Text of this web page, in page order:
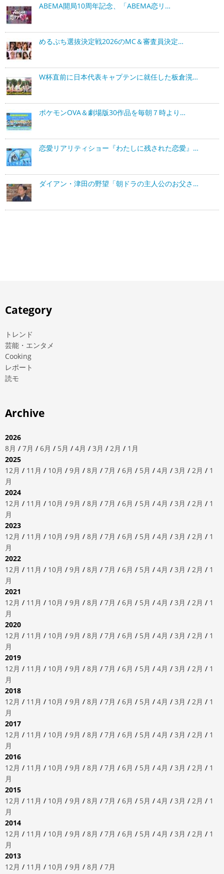
ABEMA開局10周年記念、「ABEMA恋リ…
めるぷち選抜決定戦2026のMC＆審査員決定…
W杯直前に日本代表キャプテンに就任した板倉滉…
ポケモンOVA＆劇場版30作品を毎朝７時より…
恋愛リアリティショー『わたしに残された恋愛』…
ダイアン・津田の野望「朝ドラの主人公のお父さ…
Category
トレンド
芸能・エンタメ
Cooking
レポート
読モ
Archive
2026
8月 / 7月 / 6月 / 5月 / 4月 / 3月 / 2月 / 1月
2025
12月 / 11月 / 10月 / 9月 / 8月 / 7月 / 6月 / 5月 / 4月 / 3月 / 2月 / 1
月
2024
12月 / 11月 / 10月 / 9月 / 8月 / 7月 / 6月 / 5月 / 4月 / 3月 / 2月 / 1
月
2023
12月 / 11月 / 10月 / 9月 / 8月 / 7月 / 6月 / 5月 / 4月 / 3月 / 2月 / 1
月
2022
12月 / 11月 / 10月 / 9月 / 8月 / 7月 / 6月 / 5月 / 4月 / 3月 / 2月 / 1
月
2021
12月 / 11月 / 10月 / 9月 / 8月 / 7月 / 6月 / 5月 / 4月 / 3月 / 2月 / 1
月
2020
12月 / 11月 / 10月 / 9月 / 8月 / 7月 / 6月 / 5月 / 4月 / 3月 / 2月 / 1
月
2019
12月 / 11月 / 10月 / 9月 / 8月 / 7月 / 6月 / 5月 / 4月 / 3月 / 2月 / 1
月
2018
12月 / 11月 / 10月 / 9月 / 8月 / 7月 / 6月 / 5月 / 4月 / 3月 / 2月 / 1
月
2017
12月 / 11月 / 10月 / 9月 / 8月 / 7月 / 6月 / 5月 / 4月 / 3月 / 2月 / 1
月
2016
12月 / 11月 / 10月 / 9月 / 8月 / 7月 / 6月 / 5月 / 4月 / 3月 / 2月 / 1
月
2015
12月 / 11月 / 10月 / 9月 / 8月 / 7月 / 6月 / 5月 / 4月 / 3月 / 2月 / 1
月
2014
12月 / 11月 / 10月 / 9月 / 8月 / 7月 / 6月 / 5月 / 4月 / 3月 / 2月 / 1
月
2013
12月 / 11月 / 10月 / 9月 / 8月 / 7月